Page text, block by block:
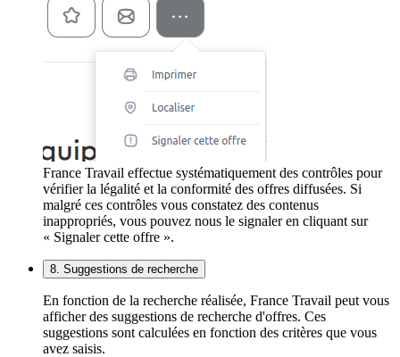
France Travail effectue systématiquement des contrôles pour
vérifier la légalité et la conformité des offres diffusées. Si
malgré ces contrôles vous constatez des contenus
inappropriés, vous pouvez nous le signaler en cliquant sur
« Signaler cette offre ».
8. Suggestions de recherche
En fonction de la recherche réalisée, France Travail peut vous
afficher des suggestions de recherche d'offres. Ces
suggestions sont calculées en fonction des critères que vous
avez saisis.